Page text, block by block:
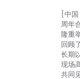
[中
周年
隆重
回顾
长期
现场
共同